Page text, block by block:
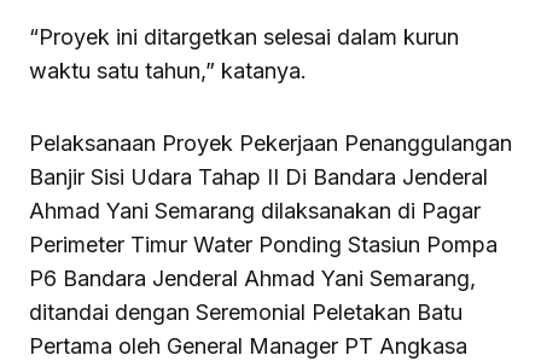
“Proyek ini ditargetkan selesai dalam kurun
waktu satu tahun,” katanya.
Pelaksanaan Proyek Pekerjaan Penanggulangan
Banjir Sisi Udara Tahap II Di Bandara Jenderal
Ahmad Yani Semarang dilaksanakan di Pagar
Perimeter Timur Water Ponding Stasiun Pompa
P6 Bandara Jenderal Ahmad Yani Semarang,
ditandai dengan Seremonial Peletakan Batu
Pertama oleh General Manager PT Angkasa